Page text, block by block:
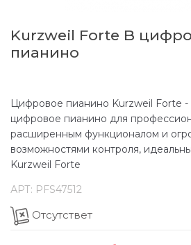
Kurzweil Forte B
пианино
Цифровое пианино Kurzweil Forte -
цифровое пианино для
расширенным функционалом и
возможностями контроля,
Kurzweil Forte
АРТ: PFS47512
Отсутствет